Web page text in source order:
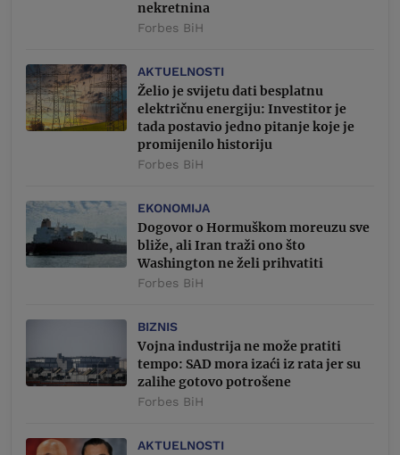
nekretnina
Forbes BiH
AKTUELNOSTI
Želio je svijetu dati besplatnu
električnu energiju: Investitor je
tada postavio jedno pitanje koje je
promijenilo historiju
Forbes BiH
EKONOMIJA
Dogovor o Hormuškom moreuzu sve
bliže, ali Iran traži ono što
Washington ne želi prihvatiti
Forbes BiH
BIZNIS
Vojna industrija ne može pratiti
tempo: SAD mora izaći iz rata jer su
zalihe gotovo potrošene
Forbes BiH
AKTUELNOSTI